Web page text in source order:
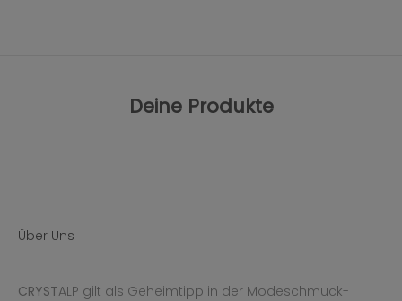
Deine Produkte
Über Uns
CRYSTALP gilt als Geheimtipp in der Modeschmuck-